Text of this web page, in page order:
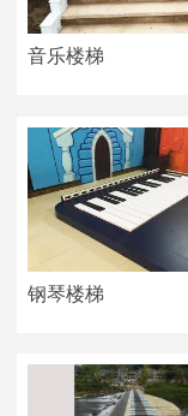
音乐楼梯
钢琴楼梯